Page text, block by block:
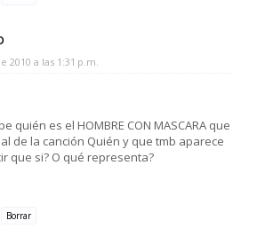
2010 a las 1:31 p.m.
quién es el HOMBRE CON MASCARA que
de la canción Quién y que tmb aparece
que si? O qué representa?
Borrar